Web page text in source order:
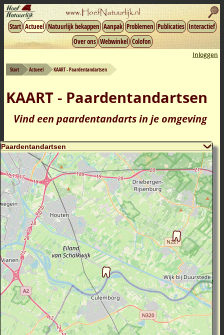
Start Actueel Natuurlijk bekappen Aanpak Problemen Publicaties Interactief
Over ons Webwinkel Colofon
Inloggen
Start Actueel KAART - Paardentandartsen
KAART - Paardentandartsen
Vind een paardentandarts in je omgeving